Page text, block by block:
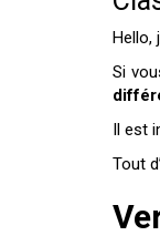
Hello,
Si
Il est
Tout